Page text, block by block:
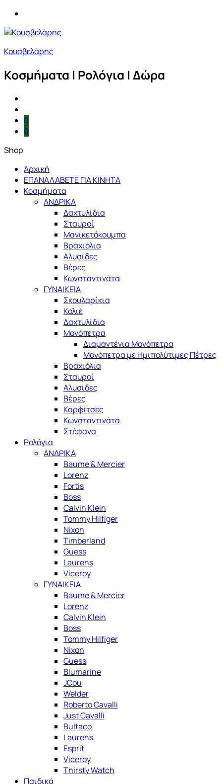
Κουσβελάρης
Κοσμήματα | Ρολόγια | Δώρα
0
0
Shop
Αρχική
ΕΠΑΝΑΛΑΒΕΤΕ ΓΙΑ ΚΙΝΗΤΑ
Κοσμήματα
ΑΝΔΡΙΚΑ
Δαχτυλίδια
Σταυροί
Μανικετόκουμπα
Βραχιόλια
Αλυσίδες
Βέρες
Κωνσταντινάτα
ΓΥΝΑΙΚΕΙΑ
Σκουλαρίκια
Κολιέ
Δαχτυλίδια
Μονόπετρα
Διαμαντένια Μονόπετρα
Μονόπετρα με Ημιπολύτιμες Πέτρες
Βραχιόλια
Σταυροί
Αλυσίδες
Βέρες
Καρφίτσες
Κωνσταντινάτα
Στέφανα
Ρολόγια
ΑΝΔΡΙΚΑ
Baume & Mercier
Lorenz
Fortis
Boss
Calvin Klein
Tommy Hilfiger
Nixon
Timberland
Guess
Laurens
Viceroy
ΓΥΝΑΙΚΕΙΑ
Baume & Mercier
Lorenz
Calvin Klein
Boss
Tommy Hilfiger
Nixon
Guess
Blumarine
JCou
Welder
Roberto Cavalli
Just Cavalli
Bultaco
Laurens
Esprit
Viceroy
Thirsty Watch
Παιδικά